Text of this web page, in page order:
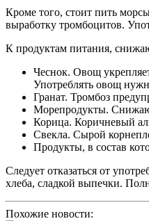
Кроме того, стоит пить
выработку тромбоцитов.
К продуктам питания,
Чеснок. Овощ
Употреблять овощ
Гранат. Тромбоз
Морепродукты.
Корица. Коричневый
Свекла. Сырой
Продукты, в состав
Следует отказаться от
хлеба, сладкой выпечки.
Похожие новости: